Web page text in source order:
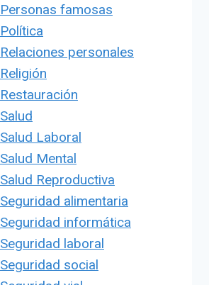
Personas famosas
Política
Relaciones personales
Religión
Restauración
Salud
Salud Laboral
Salud Mental
Salud Reproductiva
Seguridad alimentaria
Seguridad informática
Seguridad laboral
Seguridad social